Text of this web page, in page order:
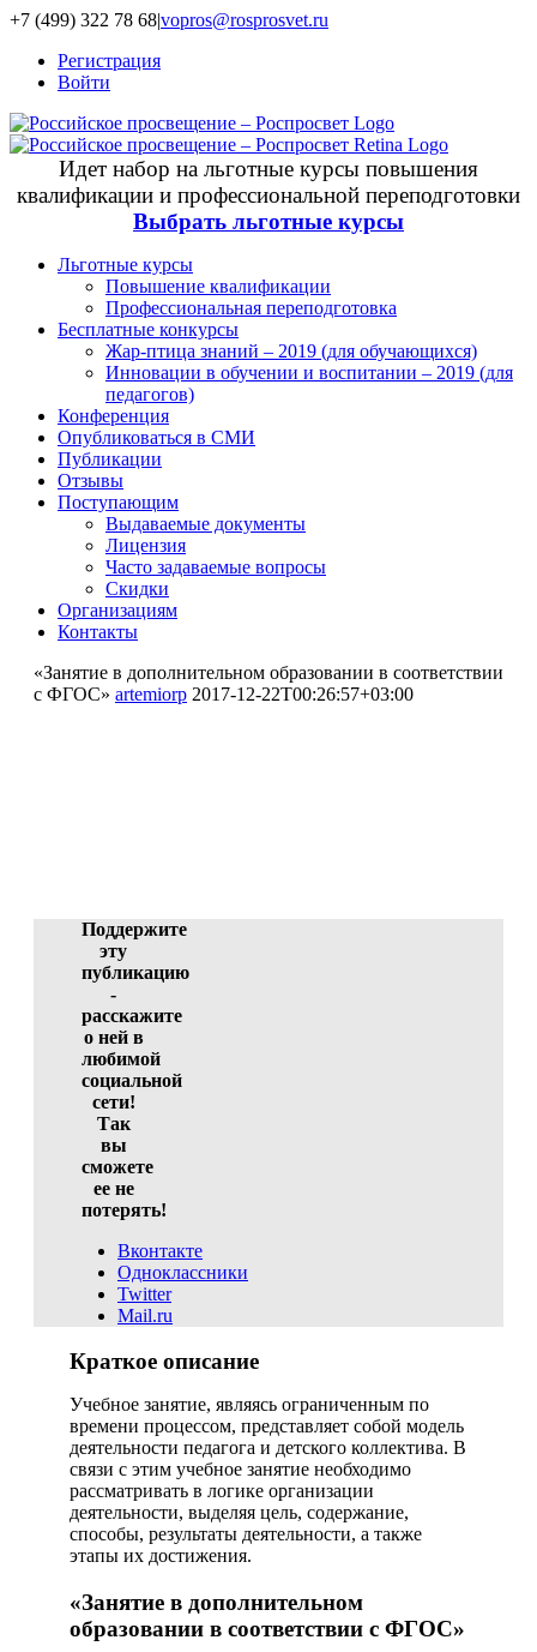
+7 (499) 322 78 68|vopros@rosprosvet.ru
Регистрация
Войти
Идет набор на льготные курсы повышения
квалификации и профессиональной переподготовки
Выбрать льготные курсы
Льготные курсы
Повышение квалификации
Профессиональная переподготовка
Бесплатные конкурсы
Жар-птица знаний – 2019 (для обучающихся)
Инновации в обучении и воспитании – 2019 (для
педагогов)
Конференция
Опубликоваться в СМИ
Публикации
Отзывы
Поступающим
Выдаваемые документы
Лицензия
Часто задаваемые вопросы
Скидки
Организациям
Контакты
«Занятие в дополнительном образовании в соответствии
с ФГОС» artemiorp 2017-12-22T00:26:57+03:00
Поддержите
эту
публикацию
-
расскажите
о ней в
любимой
социальной
сети!
Так
вы
сможете
ее не
потерять!
Вконтакте
Одноклассники
Twitter
Mail.ru
Краткое описание
Учебное занятие, являясь ограниченным по
времени процессом, представляет собой модель
деятельности педагога и детского коллектива. В
связи с этим учебное занятие необходимо
рассматривать в логике организации
деятельности, выделяя цель, содержание,
способы, результаты деятельности, а также
этапы их достижения.
«Занятие в дополнительном
образовании в соответствии с ФГОС»